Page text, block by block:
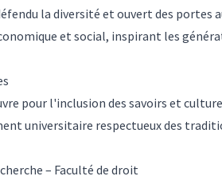
la diversité et ouvert des portes
et social, inspirant les
pour l'inclusion des savoirs et
universitaire respectueux des
– Faculté de droit